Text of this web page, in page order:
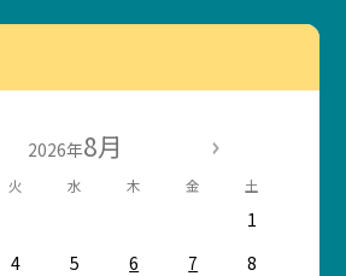
2026年8月
火 水 木 金 土
1
4 5 6 7
8